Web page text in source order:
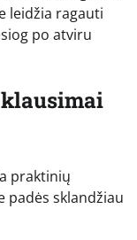
leidžia ragauti
po atviru
praktinių
padės sklandžiau